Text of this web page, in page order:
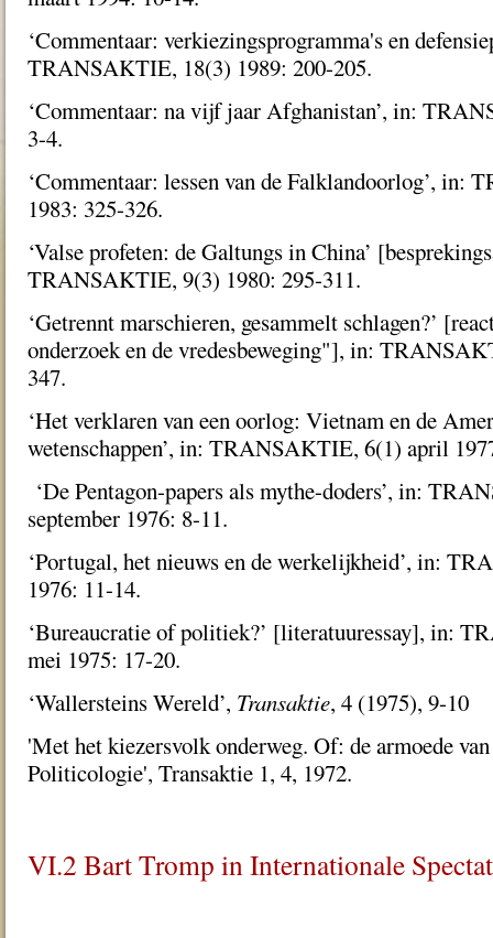
‘Commentaar: verkiezingsprogramma's en
TRANSAKTIE, 18(3) 1989: 200-205.
‘Commentaar: na vijf jaar Afghanistan’, in:
3-4.
‘Commentaar: lessen van de Falklandoorlog’, in:
1983: 325-326.
‘Valse profeten: de Galtungs in China’
TRANSAKTIE, 9(3) 1980: 295-311.
‘Getrennt marschieren, gesammelt schlagen?’
onderzoek en de vredesbeweging"], in:
347.
‘Het verklaren van een oorlog: Vietnam en de
wetenschappen’, in: TRANSAKTIE, 6(1) april
‘De Pentagon-papers als mythe-doders’, in:
september 1976: 8-11.
‘Portugal, het nieuws en de werkelijkheid’, in:
1976: 11-14.
‘Bureaucratie of politiek?’ [literatuuressay], in:
mei 1975: 17-20.
‘Wallersteins Wereld’, Transaktie, 4 (1975), 9-10
'Met het kiezersvolk onderweg. Of: de armoede
Politicologie', Transaktie 1, 4, 1972.
VI.2 Bart Tromp in Internationale